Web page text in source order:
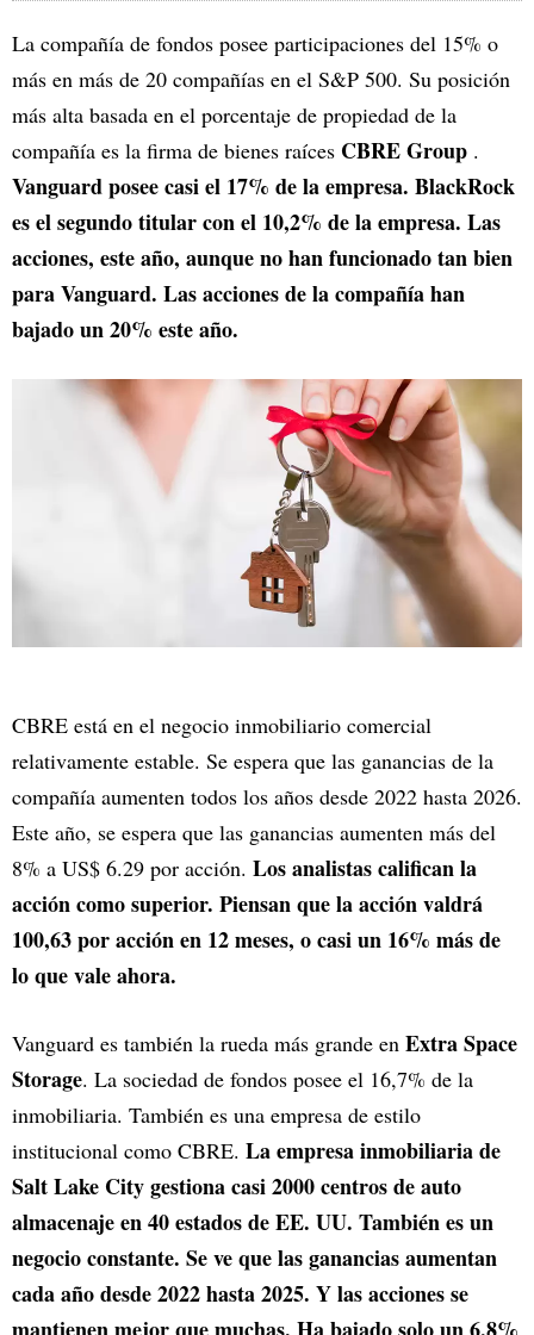
La compañía de fondos posee participaciones del 15% o
más en más de 20 compañías en el S&P 500. Su posición
más alta basada en el porcentaje de propiedad de la
compañía es la firma de bienes raíces CBRE Group .
Vanguard posee casi el 17% de la empresa. BlackRock
es el segundo titular con el 10,2% de la empresa. Las
acciones, este año, aunque no han funcionado tan bien
para Vanguard. Las acciones de la compañía han
bajado un 20% este año.
CBRE está en el negocio inmobiliario comercial
relativamente estable. Se espera que las ganancias de la
compañía aumenten todos los años desde 2022 hasta 2026.
Este año, se espera que las ganancias aumenten más del
8% a US$ 6.29 por acción. Los analistas califican la
acción como superior. Piensan que la acción valdrá
100,63 por acción en 12 meses, o casi un 16% más de
lo que vale ahora.
Vanguard es también la rueda más grande en Extra Space
Storage. La sociedad de fondos posee el 16,7% de la
inmobiliaria. También es una empresa de estilo
institucional como CBRE. La empresa inmobiliaria de
Salt Lake City gestiona casi 2000 centros de auto
almacenaje en 40 estados de EE. UU. También es un
negocio constante. Se ve que las ganancias aumentan
cada año desde 2022 hasta 2025. Y las acciones se